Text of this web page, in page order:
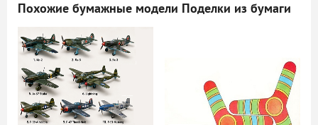
Похожие бумажные модели Поделки из бумаги